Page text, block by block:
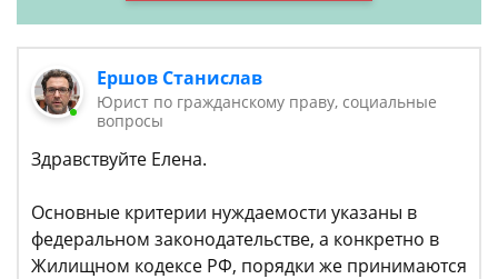
Ершов Станислав
Юрист по гражданскому праву, социальные
вопросы
Здравствуйте Елена.
Основные критерии нуждаемости указаны в
федеральном законодательстве, а конкретно в
Жилищном кодексе РФ, порядки же принимаются